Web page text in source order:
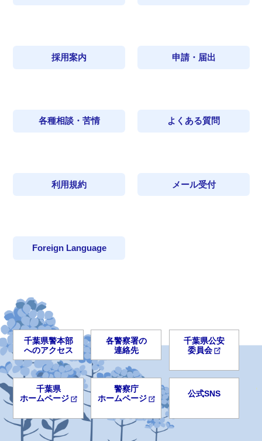
採用案内 申請・届出
各種相談・苦情 よくある質問
利用規約 メール受付
Foreign Language
千葉県警本部
へのアクセス
各警察署の
連絡先
千葉県公安
委員会
千葉県
ホームページ
警察庁
ホームページ
公式SNS